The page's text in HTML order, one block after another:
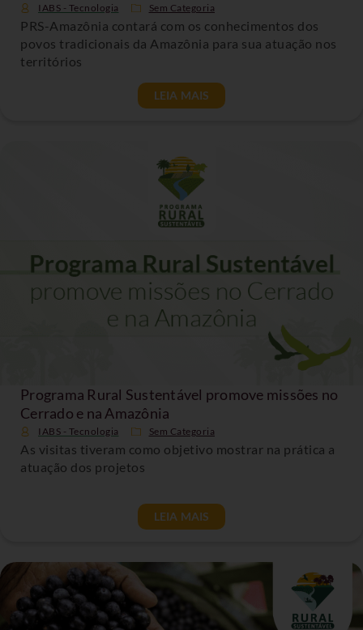
IABS - Tecnologia Sem Categoria
PRS-Amazônia contará com os conhecimentos dos
povos tradicionais da Amazônia para sua atuação nos
territórios
LEIA MAIS
Programa Rural Sustentável promove missões no
Cerrado e na Amazônia
IABS - Tecnologia Sem Categoria
As visitas tiveram como objetivo mostrar na prática a
atuação dos projetos
LEIA MAIS